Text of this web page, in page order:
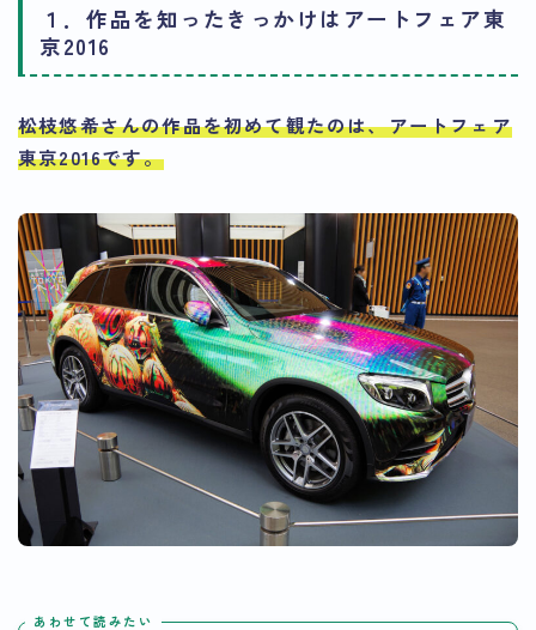
１．作品を知ったきっかけはアートフェア東
京2016
松枝悠希さんの作品を初めて観たのは、アートフェア
東京2016です。
あわせて読みたい